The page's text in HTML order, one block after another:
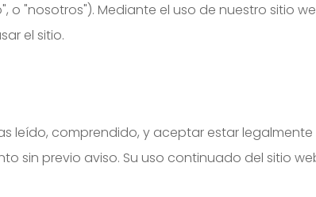
o "nosotros"). Mediante el uso de nuestro sitio
el sitio.
leído, comprendido, y aceptar estar
sin previo aviso. Su uso continuado del sitio